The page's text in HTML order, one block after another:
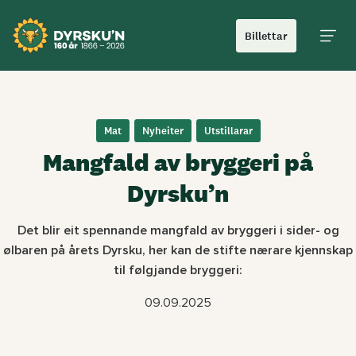
Billettar
Mat Nyheiter Utstillarar
Mangfald av bryggeri på
Dyrsku’n
Det blir eit spennande mangfald av bryggeri i sider- og
ølbaren på årets Dyrsku, her kan de stifte nærare kjennskap
til følgjande bryggeri:
09.09.2025